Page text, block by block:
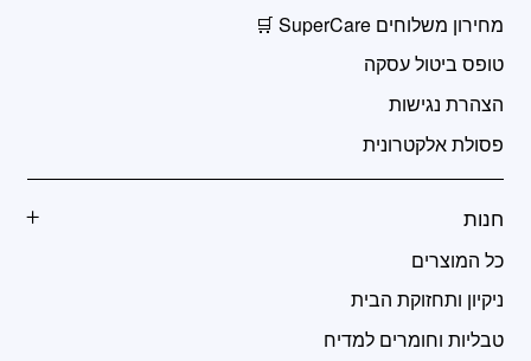
מחירון משלוחים SuperCare 🛒
טופס ביטול עסקה
הצהרת נגישות
פסולת אלקטרונית
חנות
כל המוצרים
ניקיון ותחזוקת הבית
טבליות וחומרים למדיח